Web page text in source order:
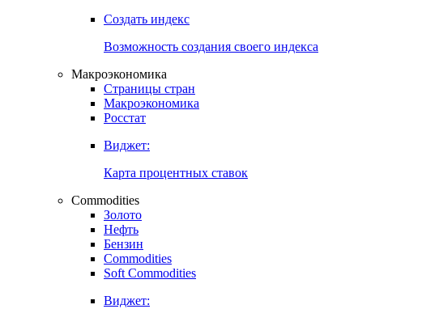
Создать индекс
Возможность создания своего индекса
Макроэкономика
Страницы стран
Макроэкономика
Росстат
Виджет:
Карта процентных ставок
Commodities
Золото
Нефть
Бензин
Commodities
Soft Commodities
Виджет: